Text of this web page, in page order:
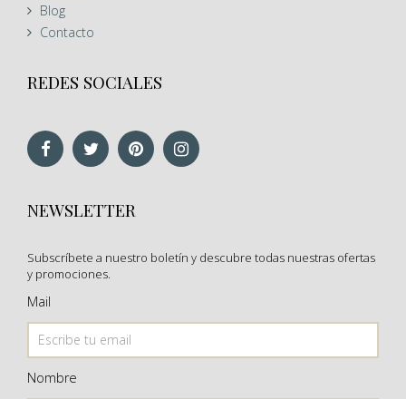
Blog
Contacto
REDES SOCIALES
NEWSLETTER
Subscríbete a nuestro boletín y descubre todas nuestras ofertas
y promociones.
Mail
Nombre